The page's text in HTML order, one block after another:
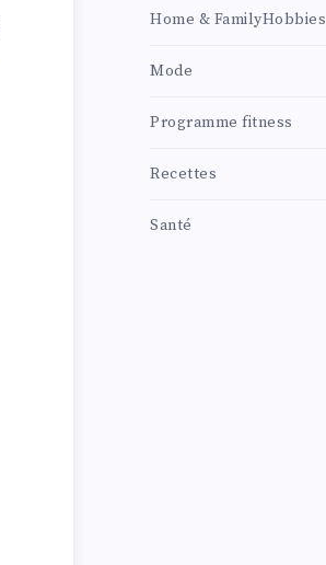
Home & FamilyHobbies
Mode
Programme fitness
Recettes
Santé